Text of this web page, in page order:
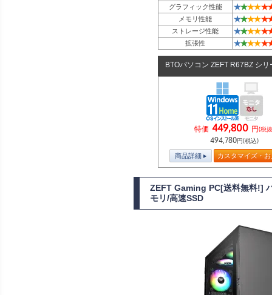
グラフィック性能 ★★★★★
メモリ性能 ★★★★★
ストレージ性能 ★★★★★
拡張性 ★★★★★
BTOパソコン ZEFT R67BZ シリ
特価 449,800 円(税
494,780円(税込)
商品詳細 カスタマイズ・
ZEFT Gaming PC[送料無料!]
モリ/高速SSD